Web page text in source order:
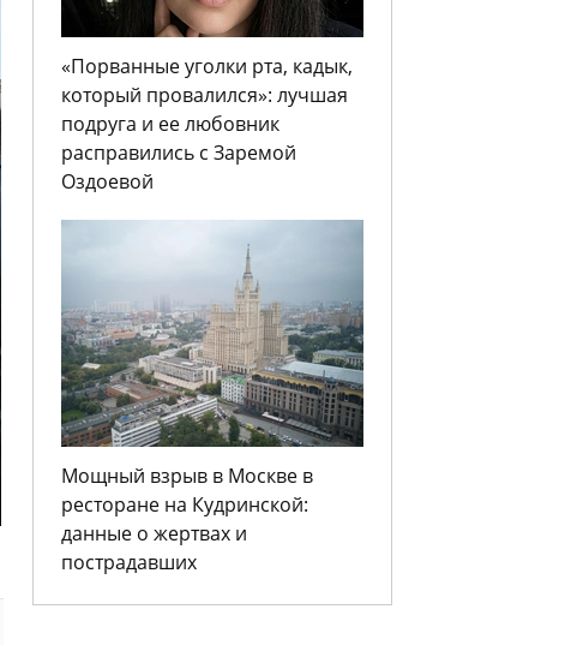
«Порванные уголки рта, кадык,
который провалился»: лучшая
подруга и ее любовник
расправились с Заремой
Оздоевой
Мощный взрыв в Москве в
ресторане на Кудринской:
данные о жертвах и
пострадавших